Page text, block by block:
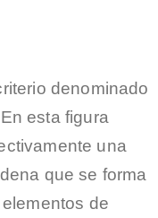
denominado
esta figura
una
que se forma
de